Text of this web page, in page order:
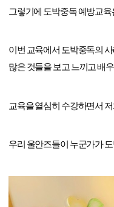
그렇기에 도박중독 예방교
이번 교육에서 도박중독의
많은 것들을 보고 느끼고 배
교육을 열심히 수강하면서
우리 울안즈들이 누군가가